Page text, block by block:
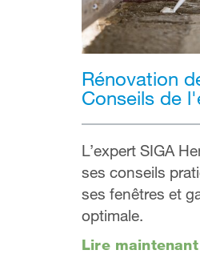
Rénovation
Conseils de
L’expert SIGA
ses conseils
ses fenêtres et
optimale.
Lire maintenant